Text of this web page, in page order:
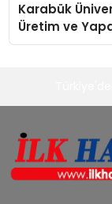
Karabük
Üretim ve